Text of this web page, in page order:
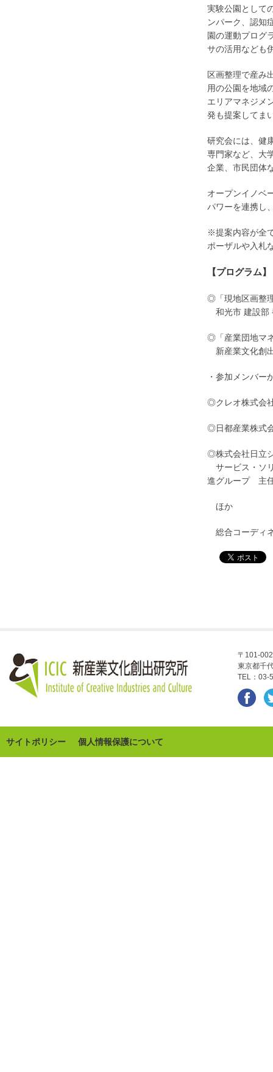
実験公園として
ンパーク、認知
園の運動プログ
サの活用なども
区画整理で産み
用の公園を地域
エリアマネジメ
発も提案してま
研究会には、健
専門家など、大
企業、市民団体
オープンイノベ
パワーを連携し
※提案内容が全
ポーザルや入札
【プログラム】
◎「現地区画整
和光市 建設
◎「産業団地マ
新産業文化
・参加メンバー
◎クレオ株式会
◎日都産業株式
◎株式会社日立
サービス・ソ
進グループ 主
ほか
総合コーデ
〒101-
東京都千
TEL：
サイトポリシー 個人情報保護について